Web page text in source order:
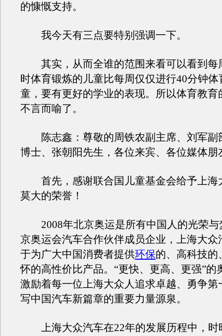
的慷慨支持。
我今天有三点要特别强调一下。
其实，从而全谁的范围来看可以看到每
时体育锻炼的儿童比每周仅仅进行40分钟体
童，要有更好的学业的表现。所以体育教育
不言而喻了。
陈志鑫：尊敬的周铁农副主席、刘军副
博士、张朝阳先生，各位来宾、各位媒体朋
首先，感谢联合国儿童基金会给予上海
莫大的荣誉！
2008年北京奥运是所有中国人的光荣与
京奥运会汽车合作伙伴成员企业，上海大众
于为广大中国消费者提供环保的、高科技的
怀的高性价比产品。“更快、更高、更强”的
激励着每一位上海大众人追求卓越、勇争第
写中国汽车新篇章的重要力量源泉。
上海大众汽车在22年的发展历程中，时